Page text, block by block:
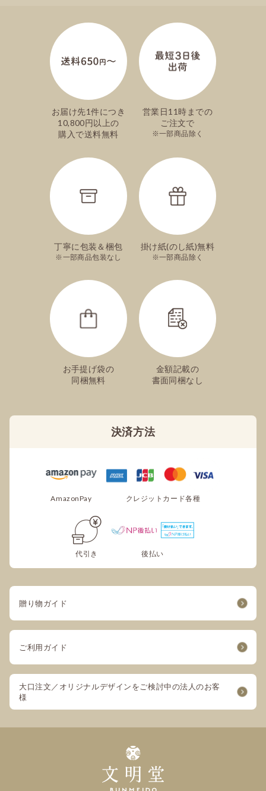
お届け先1件につき
10,800円以上の
購入で送料無料
営業日11時までの
ご注文で
一部商品除く
丁寧に包装＆梱包
一部商品包装なし
掛け紙(のし紙)無料
一部商品除く
お手提げ袋の
同梱無料
金額記載の
書面同梱なし
決済方法
AmazonPay クレジットカード各種
代引き 後払い
贈り物ガイド
ご利用ガイド
大口注文／オリジナルデザインをご検討中の法人のお客
様